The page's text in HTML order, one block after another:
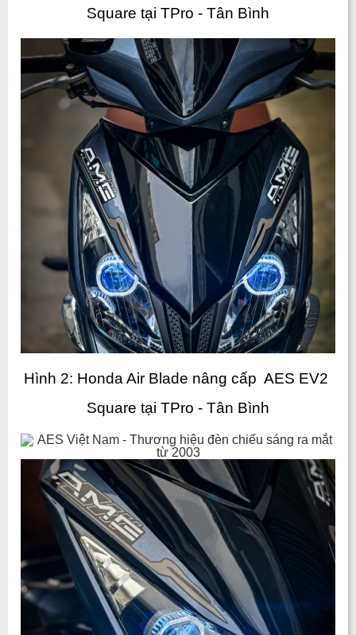
Square tại TPro - Tân Bình
Hình 2: Honda Air Blade nâng cấp  AES EV2
Square tại TPro - Tân Bình